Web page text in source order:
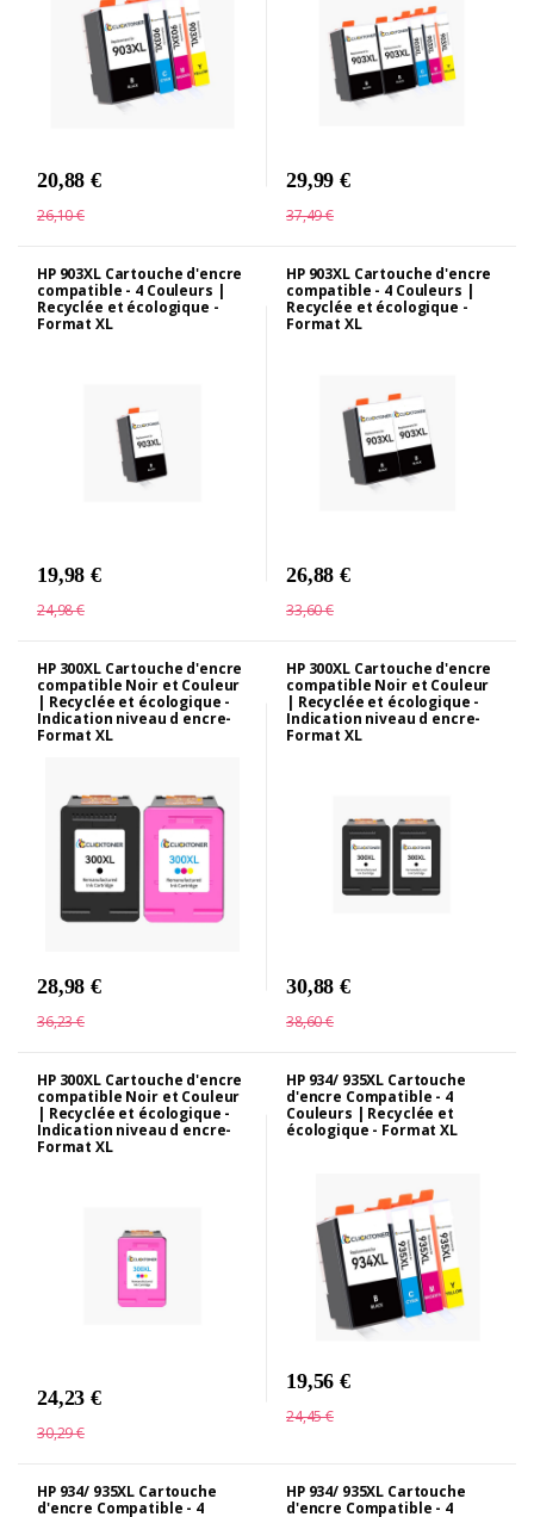
20,88 €
26,10 €
29,99 €
37,49 €
HP 903XL Cartouche d'encre
compatible - 4 Couleurs |
Recyclée et écologique -
Format XL
19,98 €
24,98 €
HP 903XL Cartouche d'encre
compatible - 4 Couleurs |
Recyclée et écologique -
Format XL
26,88 €
33,60 €
HP 300XL Cartouche d'encre
compatible Noir et Couleur
| Recyclée et écologique -
Indication niveau d encre-
Format XL
28,98 €
36,23 €
HP 300XL Cartouche d'encre
compatible Noir et Couleur
| Recyclée et écologique -
Indication niveau d encre-
Format XL
30,88 €
38,60 €
HP 300XL Cartouche d'encre
compatible Noir et Couleur
| Recyclée et écologique -
Indication niveau d encre-
Format XL
24,23 €
30,29 €
HP 934/ 935XL Cartouche
d'encre Compatible - 4
Couleurs | Recyclée et
écologique - Format XL
19,56 €
24,45 €
HP 934/ 935XL Cartouche
d'encre Compatible - 4
HP 934/ 935XL Cartouche
d'encre Compatible - 4